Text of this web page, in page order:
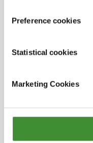
Preference cookies
Statistical cookies
Marketing Cookies
Diese Folge ist ein
Generationen
lassen Sie sich von